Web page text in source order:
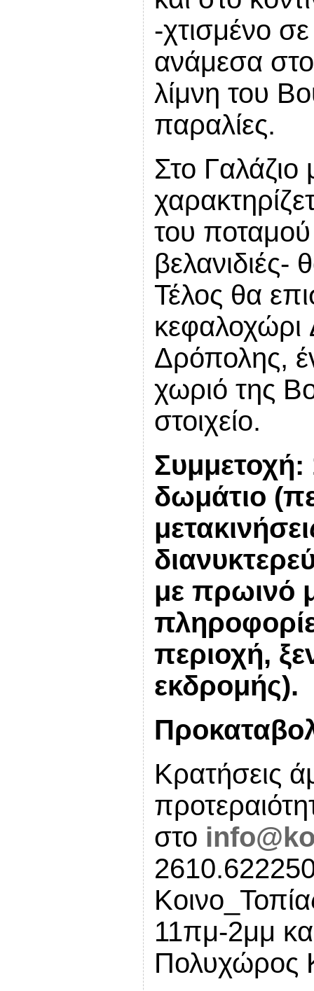
-χτισμένο
ανάμεσα
λίμνη του
παραλίες.
Στο
του
Τέλος θα
κεφαλοχώρι
Δρόπολης,
χωριό της
στοιχείο.
Συμμετοχή:
δωμάτιο
με πρωινό
περιοχή,
εκδρομής).
Κρατήσεις
στο
11πμ-2μμ
Πολυχώρος